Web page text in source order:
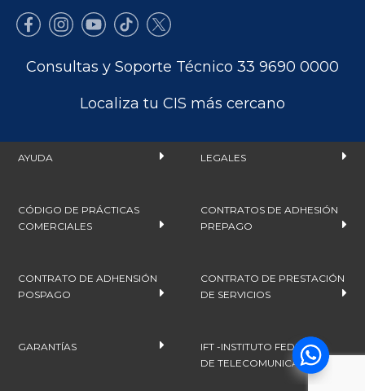
Consultas y Soporte Técnico 33 9690 0000
Localiza tu CIS más cercano
AYUDA LEGALES
CÓDIGO DE PRÁCTICAS
COMERCIALES
CONTRATOS DE ADHESIÓN
PREPAGO
CONTRATO DE ADHENSIÓN
POSPAGO
CONTRATO DE PRESTACIÓN
DE SERVICIOS
GARANTÍAS
IFT -INSTITUTO FEDERAL
DE TELECOMUNICACIONES